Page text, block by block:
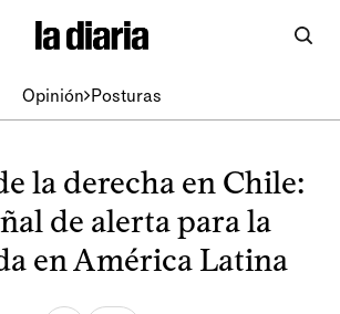
Opinión Posturas
la derecha en Chile:
de alerta para la
en América Latina